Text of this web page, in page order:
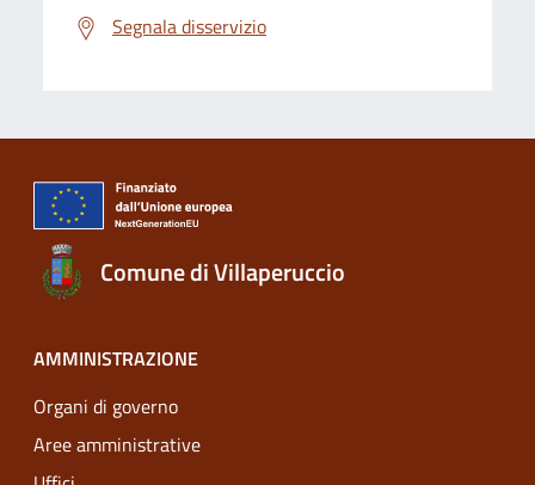
Segnala disservizio
Comune di Villaperuccio
AMMINISTRAZIONE
Organi di governo
Aree amministrative